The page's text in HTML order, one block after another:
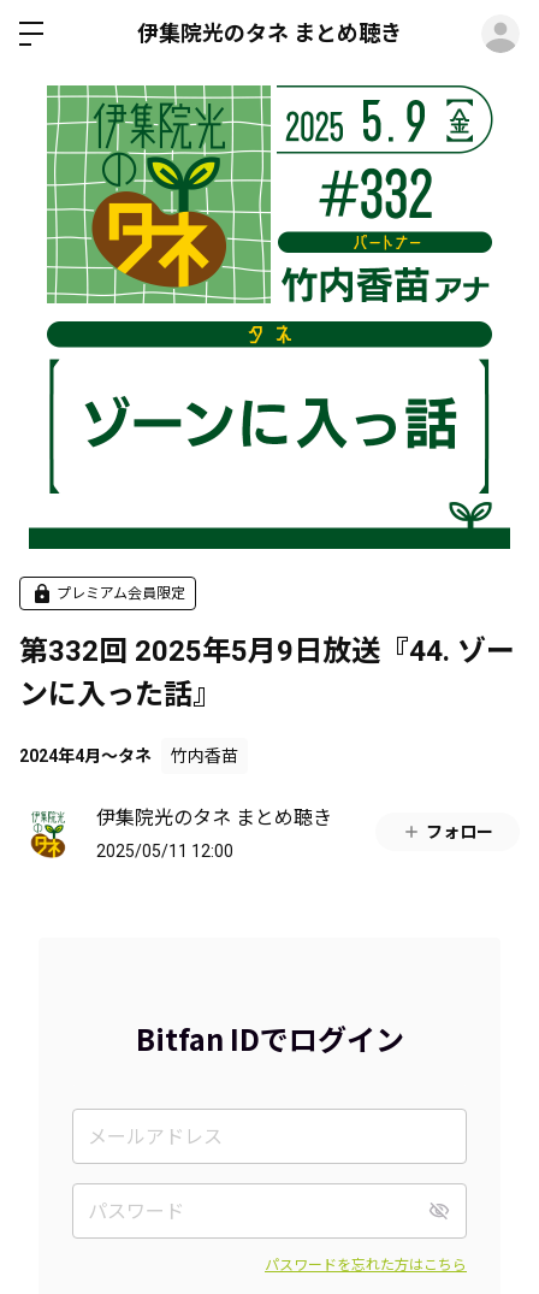
伊集院光のタネ まとめ聴き
プレミアム会員限定
第332回 2025年5月9日放送『44. ゾー
ンに入った話』
2024年4月～タネ 竹内香苗
伊集院光のタネ まとめ聴き
2025/05/11 12:00
フォロー
Bitfan IDでログイン
パスワードを忘れた方はこちら